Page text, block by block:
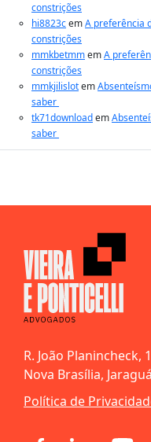
constrições
hi8823cemA preferência
constrições
mmkbetmmemA
constrições
mmkjilislotem
saber
tk71downloadem
saber
R. João Planincheck,
Nova Brasília,
Política de